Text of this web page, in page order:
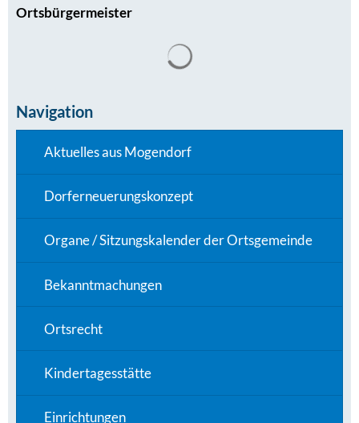
Ortsbürgermeister
Navigation
Aktuelles aus Mogendorf
Dorferneuerungskonzept
Organe / Sitzungskalender der Ortsgemeinde
Bekanntmachungen
Ortsrecht
Kindertagesstätte
Einrichtungen